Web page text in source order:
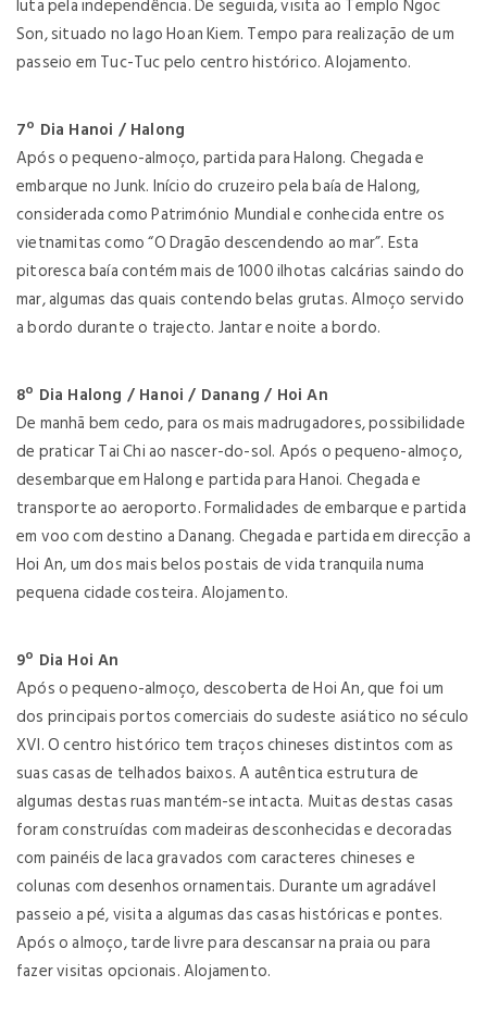
luta pela independência. De seguida, visita ao Templo Ngoc
Son, situado no lago Hoan Kiem. Tempo para realização de um
passeio em Tuc-Tuc pelo centro histórico. Alojamento.
7º Dia Hanoi / Halong
Após o pequeno-almoço, partida para Halong. Chegada e
embarque no Junk. Início do cruzeiro pela baía de Halong,
considerada como Património Mundial e conhecida entre os
vietnamitas como “O Dragão descendendo ao mar”. Esta
pitoresca baía contém mais de 1000 ilhotas calcárias saindo do
mar, algumas das quais contendo belas grutas. Almoço servido
a bordo durante o trajecto. Jantar e noite a bordo.
8º Dia Halong / Hanoi / Danang / Hoi An
De manhã bem cedo, para os mais madrugadores, possibilidade
de praticar Tai Chi ao nascer-do-sol. Após o pequeno-almoço,
desembarque em Halong e partida para Hanoi. Chegada e
transporte ao aeroporto. Formalidades de embarque e partida
em voo com destino a Danang. Chegada e partida em direcção a
Hoi An, um dos mais belos postais de vida tranquila numa
pequena cidade costeira. Alojamento.
9º Dia Hoi An
Após o pequeno-almoço, descoberta de Hoi An, que foi um
dos principais portos comerciais do sudeste asiático no século
XVI. O centro histórico tem traços chineses distintos com as
suas casas de telhados baixos. A autêntica estrutura de
algumas destas ruas mantém-se intacta. Muitas destas casas
foram construídas com madeiras desconhecidas e decoradas
com painéis de laca gravados com caracteres chineses e
colunas com desenhos ornamentais. Durante um agradável
passeio a pé, visita a algumas das casas históricas e pontes.
Após o almoço, tarde livre para descansar na praia ou para
fazer visitas opcionais. Alojamento.